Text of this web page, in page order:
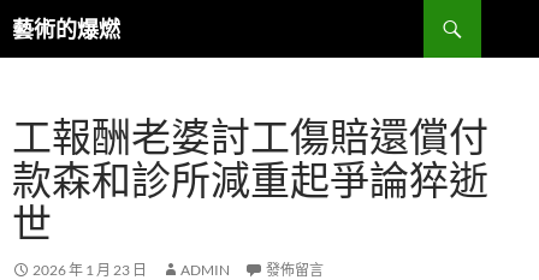
至
內
容
藝術的爆燃
搜
尋
工報酬老婆討工傷賠還償付
款森和診所減重起爭論猝逝
世
2026 年 1 月 23 日 ADMIN 發佈留言